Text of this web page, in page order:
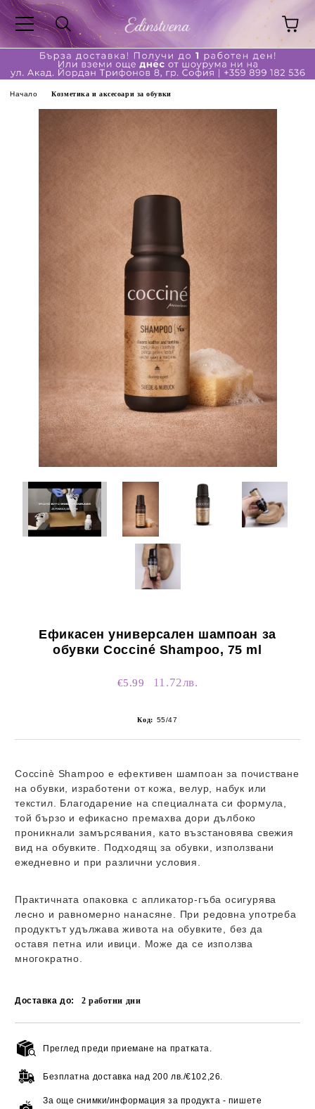
Начало Козметика и аксесоари за обувки
Ефикасен универсален шампоан за
обувки Cocciné Shampoo, 75 ml
€5.99 11.72лв.
Код: 55/47
Coccinè Shampoo е ефективен шампоан за почистване
на обувки, изработени от кожа, велур, набук или
текстил. Благодарение на специалната си формула,
той бързо и ефикасно премахва дори дълбоко
проникнали замърсявания, като възстановява свежия
вид на обувките. Подходящ за обувки, използвани
ежедневно и при различни условия.
Практичната опаковка с апликатор-гъба осигурява
лесно и равномерно нанасяне. При редовна употреба
продуктът удължава живота на обувките, без да
оставя петна или ивици. Може да се използва
многократно.
Доставка до: 2работни дни
Преглед преди приемане на пратката.
Безплатна доставка над 200 лв./€102,26.
За още снимки/информация за продукта - пишете